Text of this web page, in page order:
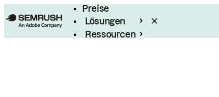
Preise
Lösungen
Ressourcen